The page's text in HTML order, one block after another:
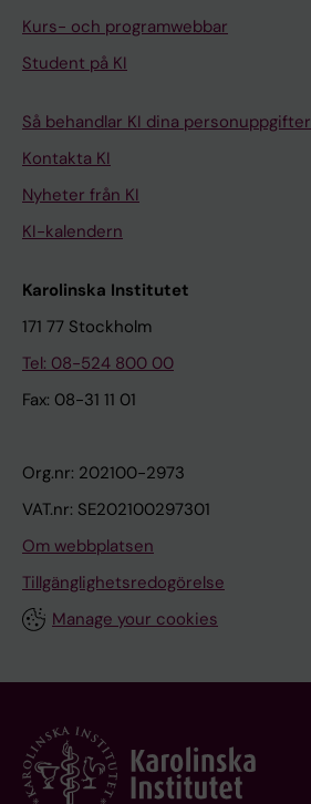
Kurs- och programwebbar
Student på KI
Så behandlar KI dina personuppgifter
Kontakta KI
Nyheter från KI
KI-kalendern
Karolinska Institutet
171 77 Stockholm
Tel: 08-524 800 00
Fax: 08-31 11 01
Org.nr: 202100-2973
VAT.nr: SE202100297301
Om webbplatsen
Tillgänglighetsredogörelse
Manage your cookies